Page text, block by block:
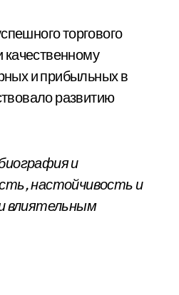
торгового
качественному
и прибыльных в
развитию
и
настойчивость и
влиятельным